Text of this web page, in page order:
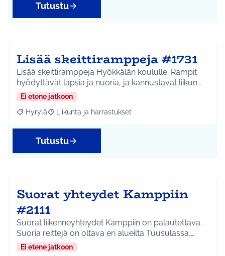
Tutustu
Lisää skeittiramppeja #1731
Lisää skeittiramppeja Hyökkälän koululle. Rampit
hyödyttävät lapsia ja nuoria, ja kannustavat liikun…
Ei etene jatkoon
Rajaa tulokset aihepiirin mukaan: Hyrylä
Hyrylä Rajaa tulokset teeman mukaan: Liikunta ja
Liikunta ja harrastukset
Tutustu
Suorat yhteydet Kamppiin
#2111
Suorat liikenneyhteydet Kamppiin on palautettava.
Suoria reittejä on oltava eri alueilta Tuusulassa,…
Ei etene jatkoon